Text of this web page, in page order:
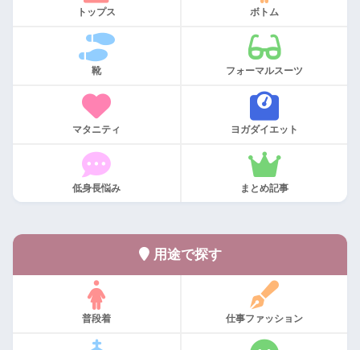
トップス ボトム
靴 フォーマルスーツ
マタニティ ヨガダイエット
低身長悩み まとめ記事
用途で探す
普段着 仕事ファッション